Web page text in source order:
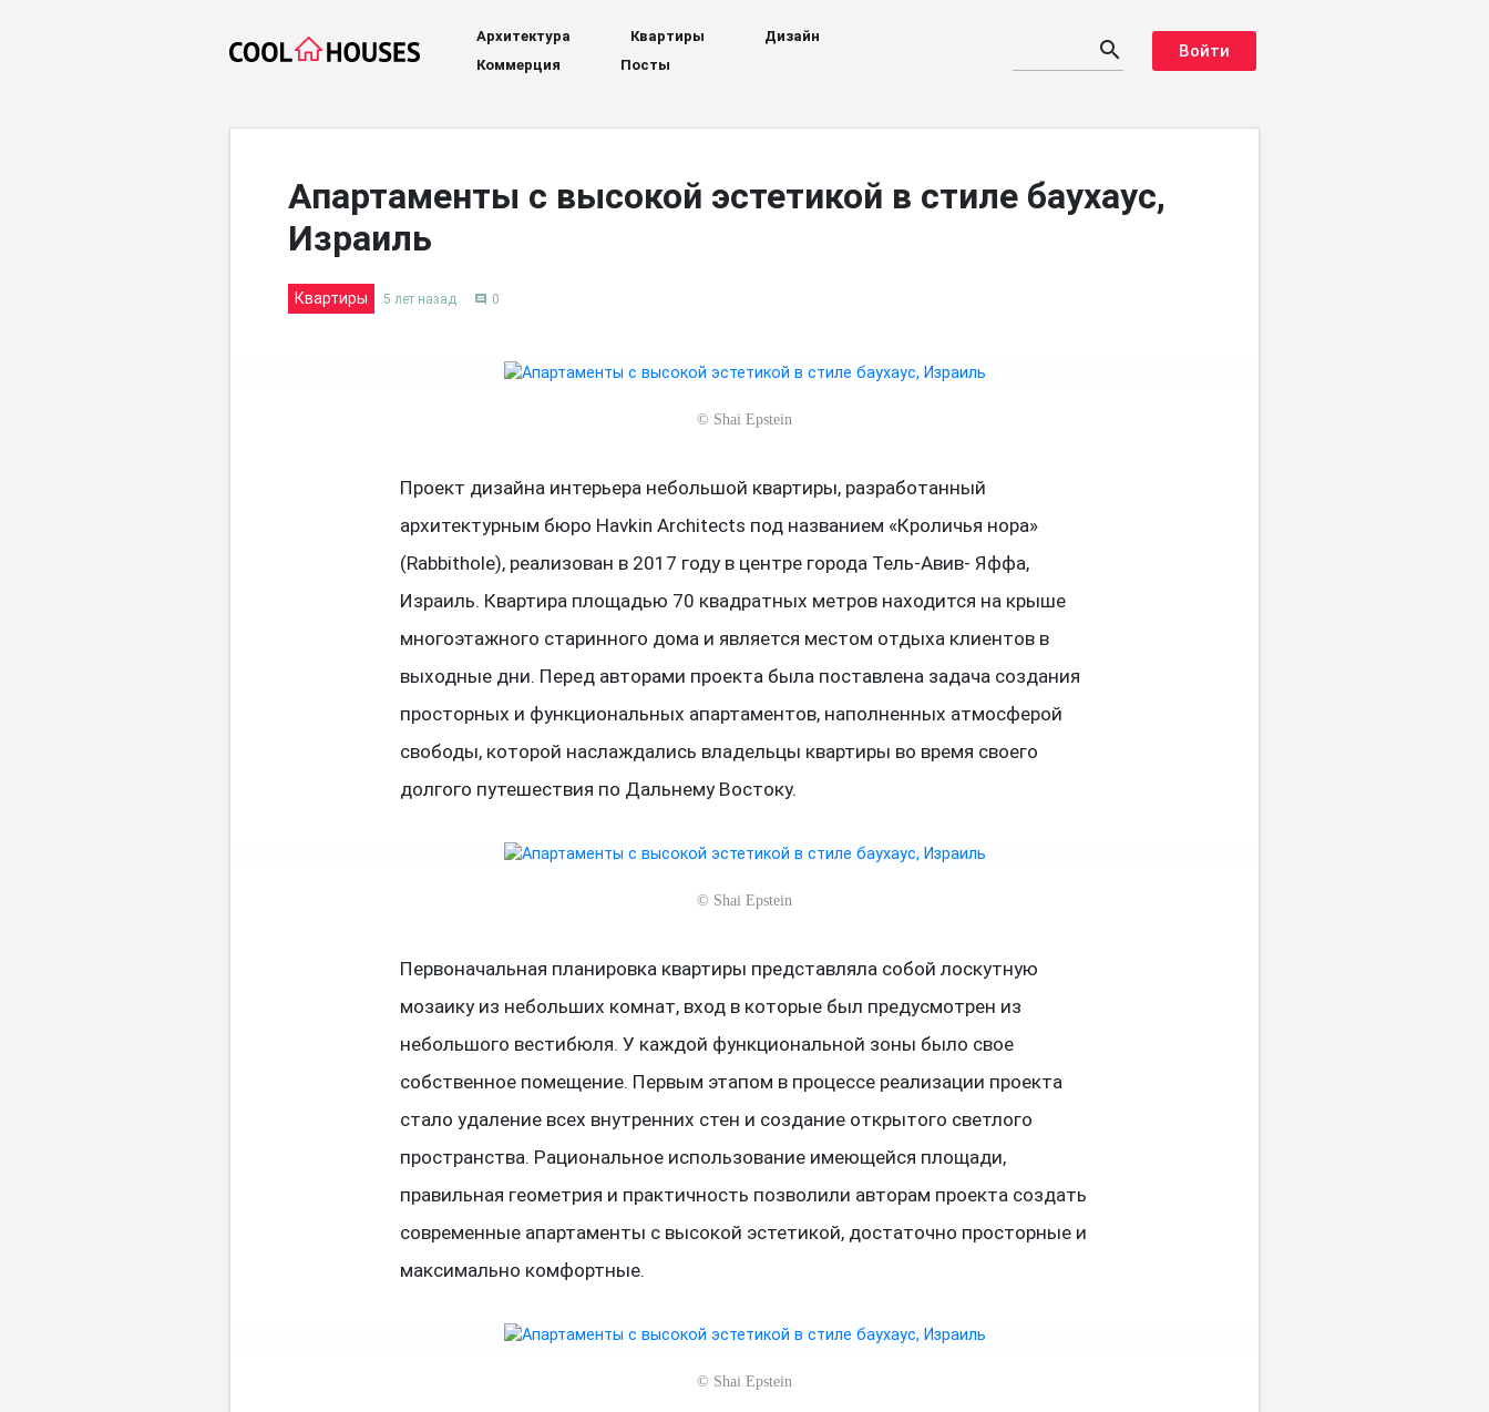
Архитектура Квартиры
Дизайн
Коммерция
Посты
search Войти
Апартаменты с высокой эстетикой в стиле баухаус,
Израиль
Квартиры 5 лет назад comment 0
© Shai Epstein
Проект дизайна интерьера небольшой квартиры, разработанный
архитектурным бюро Havkin Architects под названием «Кроличья нора»
(Rabbithole), реализован в 2017 году в центре города Тель-Авив- Яффа,
Израиль. Квартира площадью 70 квадратных метров находится на крыше
многоэтажного старинного дома и является местом отдыха клиентов в
выходные дни. Перед авторами проекта была поставлена задача создания
просторных и функциональных апартаментов, наполненных атмосферой
свободы, которой наслаждались владельцы квартиры во время своего
долгого путешествия по Дальнему Востоку.
© Shai Epstein
Первоначальная планировка квартиры представляла собой лоскутную
мозаику из небольших комнат, вход в которые был предусмотрен из
небольшого вестибюля. У каждой функциональной зоны было свое
собственное помещение. Первым этапом в процессе реализации проекта
стало удаление всех внутренних стен и создание открытого светлого
пространства. Рациональное использование имеющейся площади,
правильная геометрия и практичность позволили авторам проекта создать
современные апартаменты с высокой эстетикой, достаточно просторные и
максимально комфортные.
© Shai Epstein